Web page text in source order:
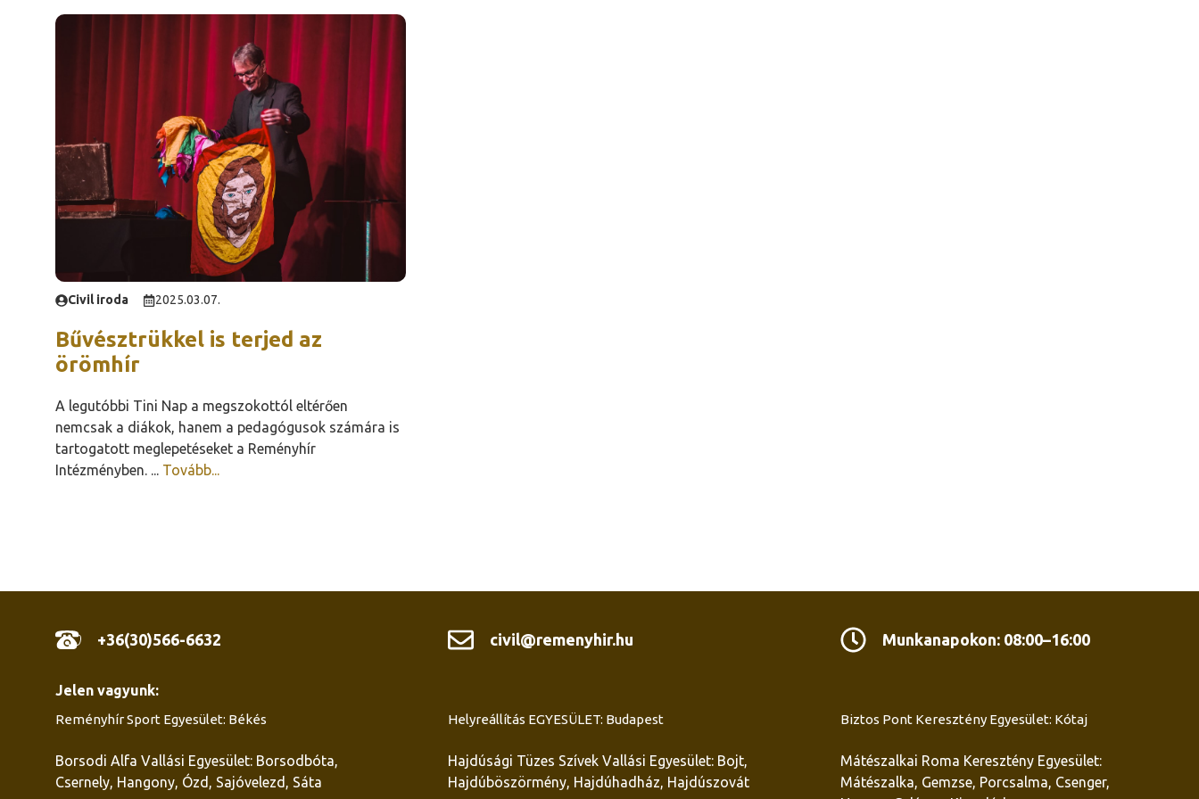
Civil iroda 2025.03.07.
Bűvésztrükkel is terjed az
örömhír
A legutóbbi Tini Nap a megszokottól eltérően
nemcsak a diákok, hanem a pedagógusok számára is
tartogatott meglepetéseket a Reményhír
Intézményben. ... Tovább...
+36(30)566-6632 civil@remenyhir.hu Munkanapokon: 08:00–16:00
Jelen vagyunk:
Reményhír Sport Egyesület: Békés Helyreállítás EGYESÜLET: Budapest Biztos Pont Keresztény Egyesület: Kótaj
Borsodi Alfa Vallási Egyesület: Borsodbóta,
Csernely, Hangony, Ózd, Sajóvelezd, Sáta
Hajdúsági Tüzes Szívek Vallási Egyesület: Bojt,
Hajdúböszörmény, Hajdúhadház, Hajdúszovát
Mátészalkai Roma Keresztény Egyesület:
Mátészalka, Gemzse, Porcsalma, Csenger,